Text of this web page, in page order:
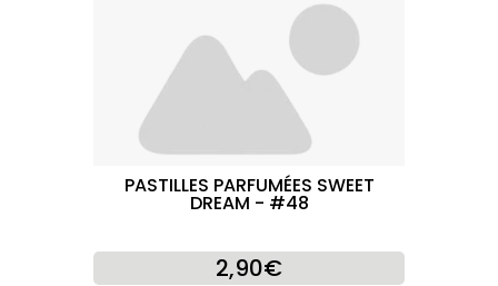
PASTILLES PARFUMÉES SWEET
DREAM - #48
2,90€